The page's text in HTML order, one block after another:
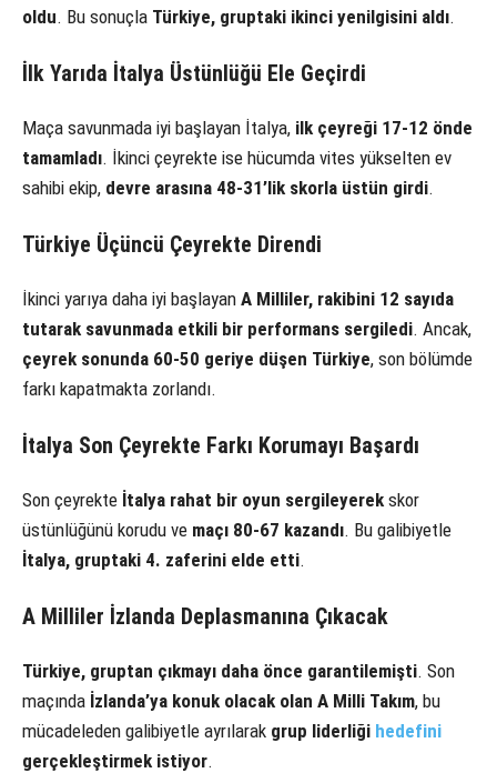
oldu. Bu sonuçla Türkiye, gruptaki ikinci yenilgisini aldı.
İlk Yarıda İtalya Üstünlüğü Ele Geçirdi
Maça savunmada iyi başlayan İtalya, ilk çeyreği 17-12 önde
tamamladı. İkinci çeyrekte ise hücumda vites yükselten ev
sahibi ekip, devre arasına 48-31’lik skorla üstün girdi.
Türkiye Üçüncü Çeyrekte Direndi
İkinci yarıya daha iyi başlayan A Milliler, rakibini 12 sayıda
tutarak savunmada etkili bir performans sergiledi. Ancak,
çeyrek sonunda 60-50 geriye düşen Türkiye, son bölümde
farkı kapatmakta zorlandı.
İtalya Son Çeyrekte Farkı Korumayı Başardı
Son çeyrekte İtalya rahat bir oyun sergileyerek skor
üstünlüğünü korudu ve maçı 80-67 kazandı. Bu galibiyetle
İtalya, gruptaki 4. zaferini elde etti.
A Milliler İzlanda Deplasmanına Çıkacak
Türkiye, gruptan çıkmayı daha önce garantilemişti. Son
maçında İzlanda’ya konuk olacak olan A Milli Takım, bu
mücadeleden galibiyetle ayrılarak grup liderliği hedefini
gerçekleştirmek istiyor.